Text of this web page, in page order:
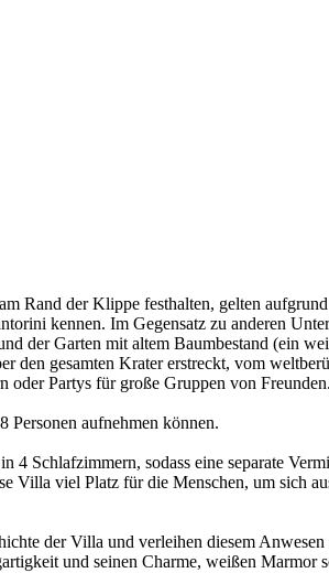
Rand der Klippe festhalten, gelten aufgrund
kennen. Im Gegensatz zu anderen
der Garten mit altem Baumbestand (ein
den gesamten Krater erstreckt, vom
oder Partys für große Gruppen von Freunden.
Personen aufnehmen können.
4 Schlafzimmern, sodass eine separate
Villa viel Platz für die Menschen, um sich
der Villa und verleihen diesem
und seinen Charme, weißen Marmor